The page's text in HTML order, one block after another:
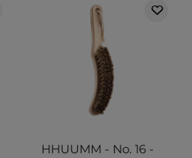
HHUUMM - No. 16 -